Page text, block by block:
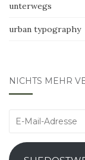
unterwegs
urban typography
NICHTS MEHR
E-
Adresse